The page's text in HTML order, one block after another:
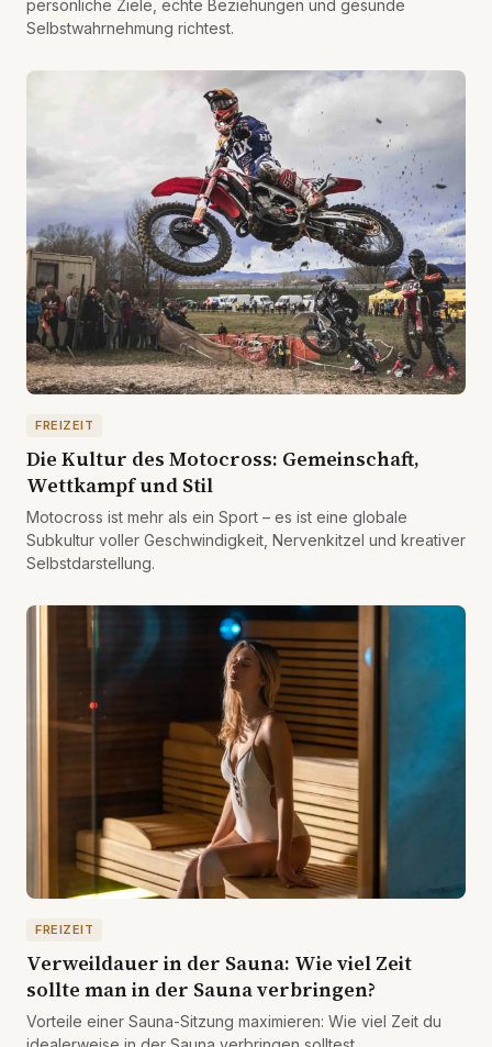
persönliche Ziele, echte Beziehungen und gesunde
Selbstwahrnehmung richtest.
FREIZEIT
Die Kultur des Motocross: Gemeinschaft,
Wettkampf und Stil
Motocross ist mehr als ein Sport – es ist eine globale
Subkultur voller Geschwindigkeit, Nervenkitzel und kreativer
Selbstdarstellung.
FREIZEIT
Verweildauer in der Sauna: Wie viel Zeit
sollte man in der Sauna verbringen?
Vorteile einer Sauna-Sitzung maximieren: Wie viel Zeit du